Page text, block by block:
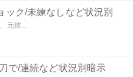
ック/未練なしなど状況別
元彼...
で/連続など状況別暗示